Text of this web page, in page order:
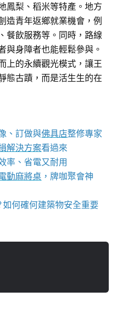
鳳梨、稻米等特產。地方
造青年返鄉就業機會，例
餐飲服務等。同時，路線
與身障者也能輕鬆參與。
上的永續觀光模式，讓王
態古蹟，而是活生生的在
、訂做與佛具店整修專家
解決方案看過來
率、省電又耐用
動麻將桌 ，牌咖聚會神
如何確何建築物安全重要